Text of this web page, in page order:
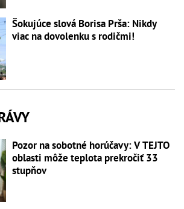
Šokujúce slová Borisa Prša: Nikdy
viac na dovolenku s rodičmi!
Pozor na sobotné horúčavy: V TEJTO
oblasti môže teplota prekročiť 33
stupňov